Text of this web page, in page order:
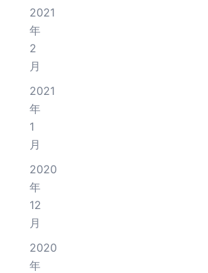
2021
年
2
月
2021
年
1
月
2020
年
12
月
2020
年